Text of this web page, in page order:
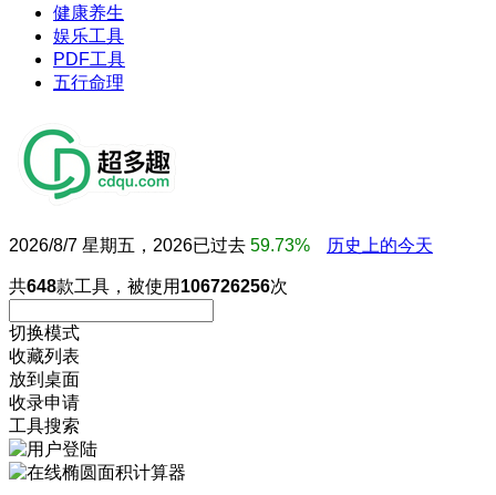
健康养生
娱乐工具
PDF工具
五行命理
2026/8/7 星期五，2026已过去 59.73% 历史上的今天
共648款工具，被使用 106726256次
切换模式
收藏列表
放到桌面
收录申请
工具搜索